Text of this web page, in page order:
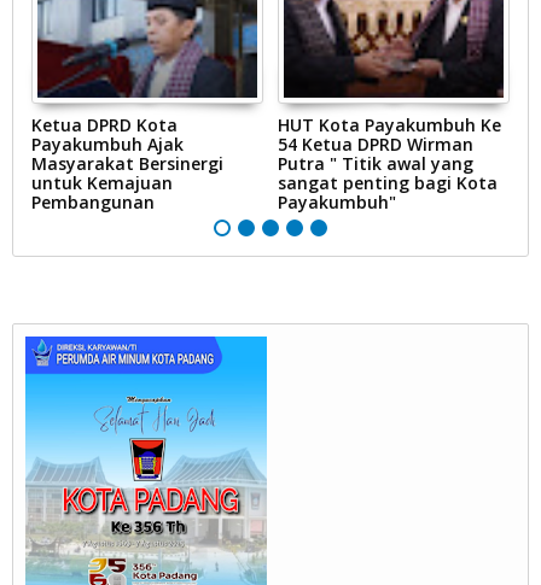
Ketua DPRD Kota
Payakumbuh Ajak
Masyarakat Bersinergi
untuk Kemajuan
Pembangunan
HUT Kota Payakumbuh Ke
54 Ketua DPRD Wirman
Putra " Titik awal yang
sangat penting bagi Kota
Payakumbuh"